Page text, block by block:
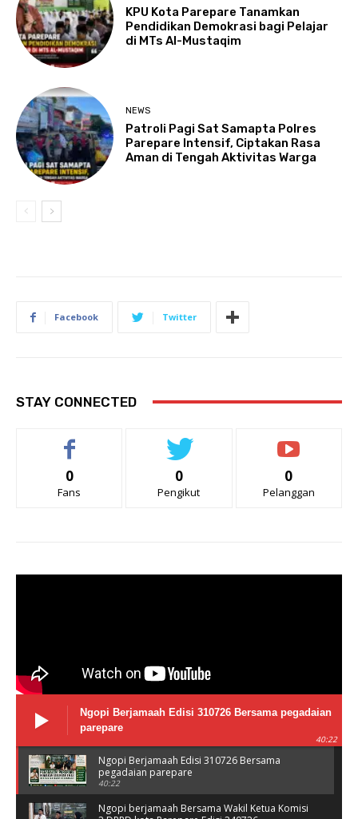
KPU Kota Parepare Tanamkan
Pendidikan Demokrasi bagi Pelajar
di MTs Al-Mustaqim
NEWS
Patroli Pagi Sat Samapta Polres
Parepare Intensif, Ciptakan Rasa
Aman di Tengah Aktivitas Warga
Facebook Twitter
STAY CONNECTED
0
Fans
0
Pengikut
0
Pelanggan
Ngopi Berjamaah Edisi 310726 Bersama pegadaian
parepare
40:22
Ngopi Berjamaah Edisi 310726 Bersama
pegadaian parepare
40:22
Ngopi berjamaah Bersama Wakil Ketua Komisi